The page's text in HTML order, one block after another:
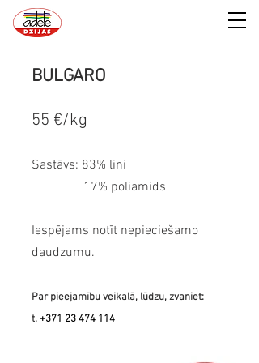
BULGARO
55 €/kg
Sastāvs: 83% lini
17% poliamids
Iespējams notīt nepieciešamo
daudzumu.
Par pieejamību veikalā, lūdzu, zvaniet:
t. +371 23 474 114